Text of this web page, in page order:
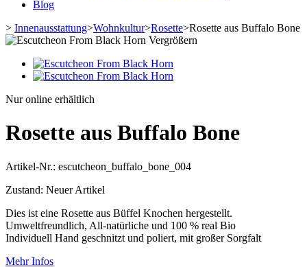
Blog
> Innenausstattung>Wohnkultur>Rosette>Rosette aus Buffalo Bone
Vergrößern
Nur online erhältlich
Rosette aus Buffalo Bone
Artikel-Nr.: escutcheon_buffalo_bone_004
Zustand: Neuer Artikel
Dies ist eine Rosette aus Büffel Knochen hergestellt.
Umweltfreundlich, All-natürliche und 100 % real Bio
Individuell Hand geschnitzt und poliert, mit großer Sorgfalt
Mehr Infos